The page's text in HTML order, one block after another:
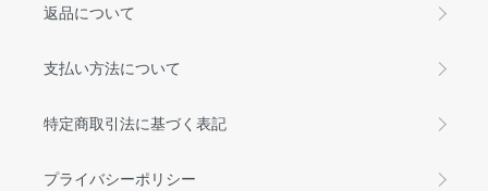
返品について
支払い方法について
特定商取引法に基づく表記
プライバシーポリシー